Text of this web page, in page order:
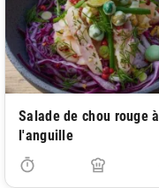
Salade de chou rouge à
l'anguille